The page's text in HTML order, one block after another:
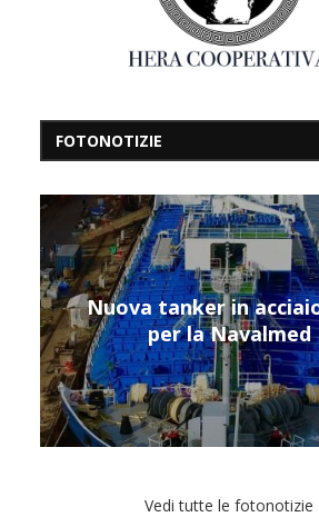
FOTONOTIZIE
Nuova tanker in
per la Navalmed
Vedi tutte le fotonotizie